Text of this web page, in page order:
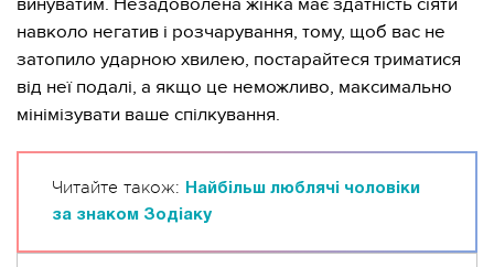
винуватим. Незадоволена жінка має здатність сіяти
навколо негатив і розчарування, тому, щоб вас не
затопило ударною хвилею, постарайтеся триматися
від неї подалі, а якщо це неможливо, максимально
мінімізувати ваше спілкування.
Читайте також:
Найбільш люблячі чоловіки
за знаком Зодіаку